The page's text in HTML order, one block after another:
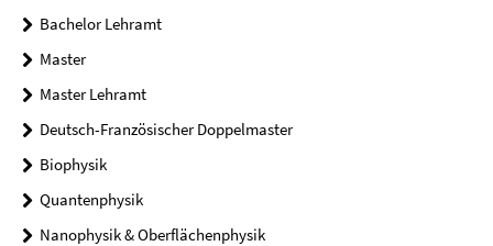
Bachelor Lehramt
Master
Master Lehramt
Deutsch-Französischer Doppelmaster
Biophysik
Quantenphysik
Nanophysik & Oberflächenphysik